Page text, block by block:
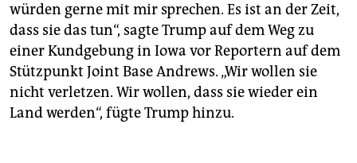
würden gerne mit mir sprechen. Es ist an der Zeit,
dass sie das tun“, sagte Trump auf dem Weg zu
einer Kundgebung in Iowa vor Reportern auf dem
Stützpunkt Joint Base Andrews. „Wir wollen sie
nicht verletzen. Wir wollen, dass sie wieder ein
Land werden“, fügte Trump hinzu.